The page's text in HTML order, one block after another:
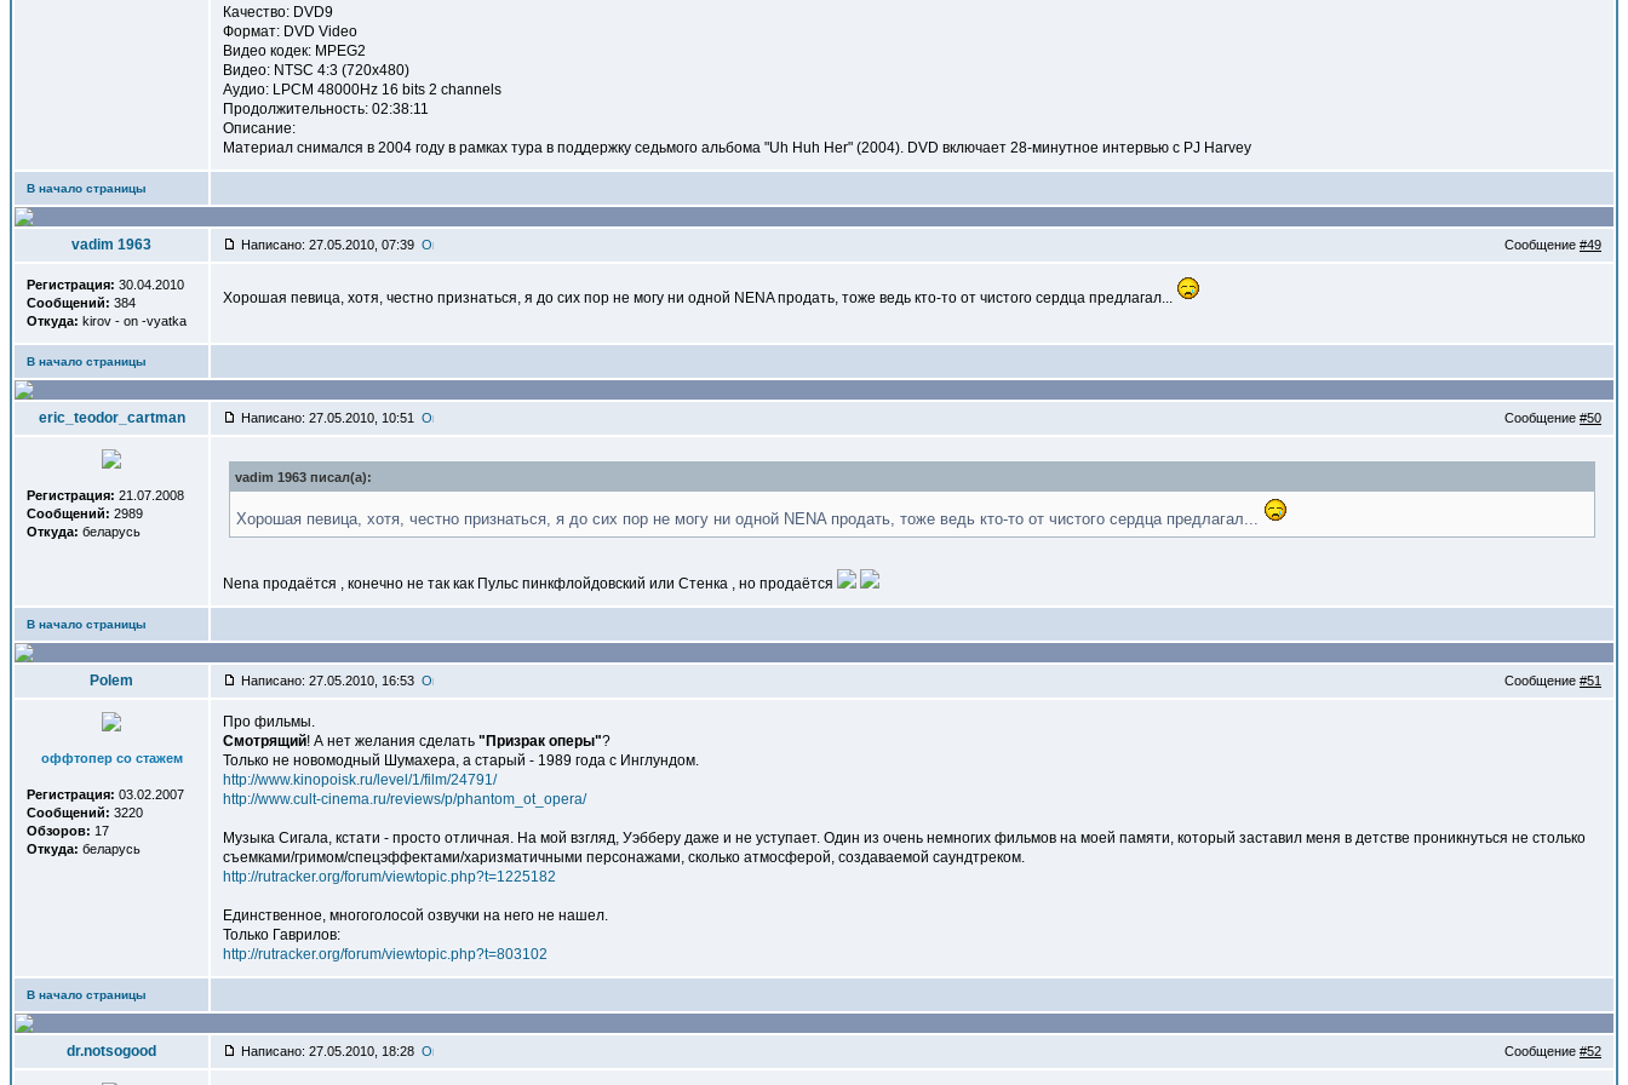
Качество: DVD9
Формат: DVD Video
Видео кодек: MPEG2
Видео: NTSC 4:3 (720x480)
Аудио: LPCM 48000Hz 16 bits 2 channels
Продолжительность: 02:38:11
Описание:
Материал снимался в 2004 году в рамках тура в поддержку седьмого альбома "Uh Huh Her" (2004). DVD включает 28-минутное интервью с PJ Harvey
В начало страницы
vadim 1963 Написано: 27.05.2010, 07:39 Сообщение #49
Регистрация: 30.04.2010
Сообщений: 384
Откуда: kirov - on -vyatka
Хорошая певица, хотя, честно признаться, я до сих пор не могу ни одной NENA продать, тоже ведь кто-то от чистого сердца предлагал...
В начало страницы
eric_teodor_cartman Написано: 27.05.2010, 10:51 Сообщение #50
Регистрация: 21.07.2008
Сообщений: 2989
Откуда: беларусь
vadim 1963 писал(a):
Хорошая певица, хотя, честно признаться, я до сих пор не могу ни одной NENA продать, тоже ведь кто-то от чистого сердца предлагал...
Nena продаётся , конечно не так как Пульс пинкфлойдовский или Стенка , но продаётся
В начало страницы
Polem Написано: 27.05.2010, 16:53 Сообщение #51
оффтопер со стажем
Регистрация: 03.02.2007
Сообщений: 3220
Обзоров: 17
Откуда: беларусь
Про фильмы.
Смотрящий! А нет желания сделать "Призрак оперы"?
Только не новомодный Шумахера, а старый - 1989 года с Инглундом.
http://www.kinopoisk.ru/level/1/film/24791/
http://www.cult-cinema.ru/reviews/p/phantom_ot_opera/
Музыка Сигала, кстати - просто отличная. На мой взгляд, Уэбберу даже и не уступает. Один из очень немногих фильмов на моей памяти, который заставил меня в детстве проникнуться не столько
съемками/гримом/спецэффектами/харизматичными персонажами, сколько атмосферой, создаваемой саундтреком.
http://rutracker.org/forum/viewtopic.php?t=1225182
Единственное, многоголосой озвучки на него не нашел.
Только Гаврилов:
http://rutracker.org/forum/viewtopic.php?t=803102
В начало страницы
dr.notsogood Написано: 27.05.2010, 18:28 Сообщение #52